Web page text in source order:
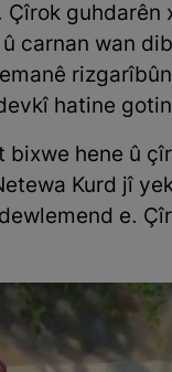
guhdarên
carnan wan
hatine
hene û
Kurd jî
e.